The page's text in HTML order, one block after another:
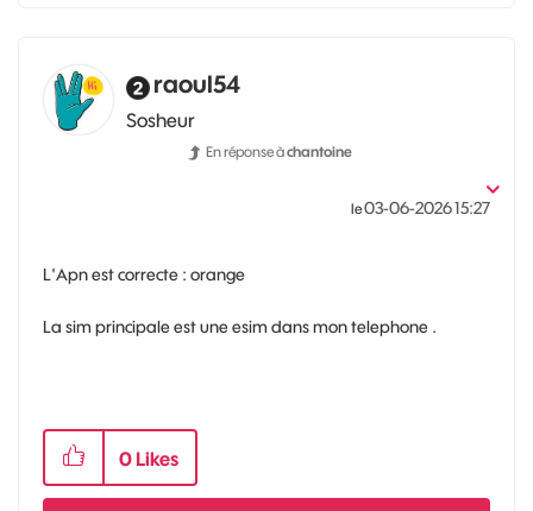
raoul54
Sosheur
En réponse àchantoine
le‎03-06-202615:27
L'Apn est correcte : orange
La sim principale est une esim dans mon telephone .
0 Likes